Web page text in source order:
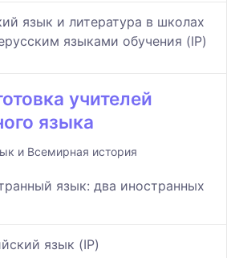
язык и литература в школах
языками обучения (IP)
учителей
языка
и Всемирная история
язык: два иностранных
язык (IP)